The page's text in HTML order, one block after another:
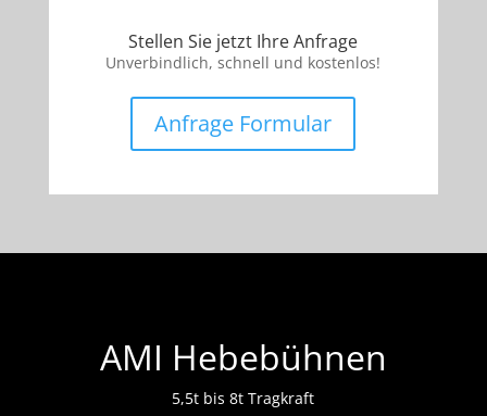
Stellen Sie jetzt Ihre Anfrage
Unverbindlich, schnell und kostenlos!
Anfrage Formular
AMI Hebebühnen
5,5t bis 8t Tragkraft